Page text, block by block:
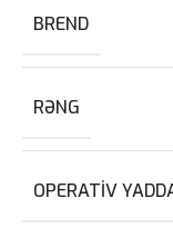
BREND
RƏNG
OPERATIV